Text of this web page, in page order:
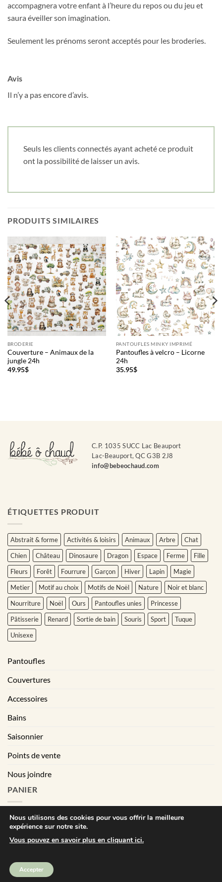
accompagnera votre enfant à l’heure du repos ou du jeu et
saura éveiller son imagination.
Seulement les prénoms seront acceptés pour les broderies.
Avis
Il n’y a pas encore d’avis.
Seuls les clients connectés ayant acheté ce produit
ont la possibilité de laisser un avis.
PRODUITS SIMILAIRES
BRODERIE
Couverture – Animaux de la
jungle 24h
49.95$
PANTOUFLES MINKY IMPRIMÉ
Pantoufles à velcro – Licorne
24h
35.95$
C.P. 1035 SUCC Lac Beauport
Lac-Beauport, QC G3B 2J8
info@bebeochaud.com
ÉTIQUETTES PRODUIT
Abstrait & forme Activités & loisirs Animaux Arbre
Chat
Chien
Château Dinosaure Dragon Espace Ferme
Fille
Fleurs
Forêt Fourrure Garçon Hiver Lapin
Magie
Metier
Motif au choix Motifs de Noël Nature
Noir et blanc
Nourriture
Noël Ours Pantoufles unies
Princesse
Pâtisserie
Renard Sortie de bain Souris Sport
Tuque
Unisexe
Pantoufles
Couvertures
Accessoires
Bains
Saisonnier
Points de vente
Nous joindre
PANIER
Conditions générales de vente
Bébé Ô Chaud © Tout droits réservés | All right reserved. 2025
Nous utilisons des cookies pour vous offrir la meilleure
expérience sur notre site.
Vous pouvez en savoir plus en cliquant ici.
Accepter
Obtenez 10% de rabais
Obtenez un 10% de rabais sur votre
notre infolettre!